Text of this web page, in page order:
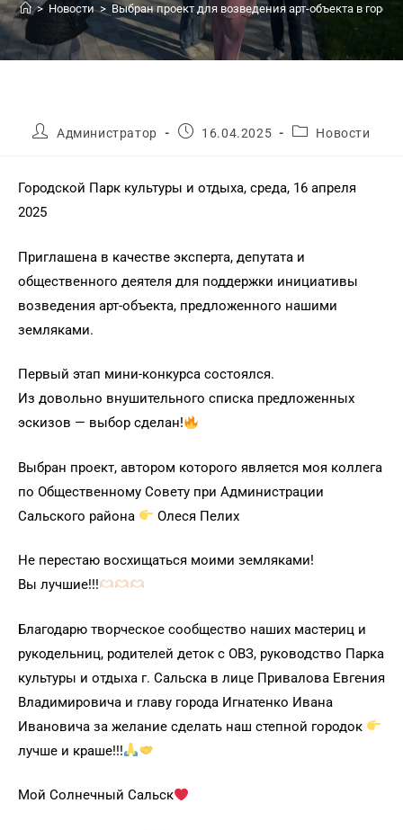
> Новости > Выбран проект для возведения арт-объекта в
Администратор 16.04.2025 Новости
Городской Парк культуры и отдыха, среда, 16 апреля
2025
Приглашена в качестве эксперта, депутата и
общественного деятеля для поддержки инициативы
возведения арт-объекта, предложенного нашими
земляками.
Первый этап мини-конкурса состоялся.
Из довольно внушительного списка предложенных
эскизов — выбор сделан!
Выбран проект, автором которого является моя коллега
по Общественному Совету при Администрации
Сальского района
Олеся Пелих
Не перестаю восхищаться моими земляками!
Вы лучшие!!!
Благодарю творческое сообщество наших мастериц и
рукодельниц, родителей деток с ОВЗ, руководство Парка
культуры и отдыха г. Сальска в лице Привалова Евгения
Владимировича и главу города Игнатенко Ивана
Ивановича за желание сделать наш степной городок
лучше и краше!!!
Мой Солнечный Сальск